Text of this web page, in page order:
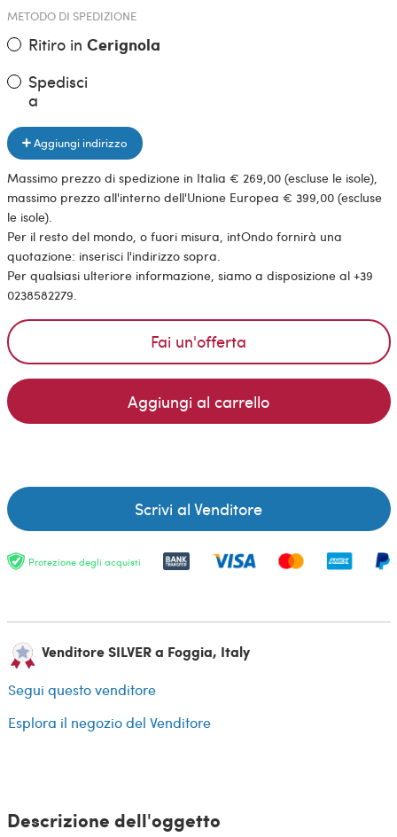
METODO DI SPEDIZIONE
Ritiro in Cerignola
Spedisci
a
Aggiungi indirizzo
Massimo prezzo di spedizione in Italia € 269,00 (escluse le isole),
massimo prezzo all'interno dell'Unione Europea € 399,00 (escluse
le isole).
Per il resto del mondo, o fuori misura, intOndo fornirà una
quotazione: inserisci l'indirizzo sopra.
Per qualsiasi ulteriore informazione, siamo a disposizione al +39
0238582279.
Fai un'offerta
Aggiungi al carrello
Scrivi al Venditore
Protezione degli acquisti
Venditore SILVER a Foggia, Italy
Segui questo venditore
Esplora il negozio del Venditore
Descrizione dell'oggetto